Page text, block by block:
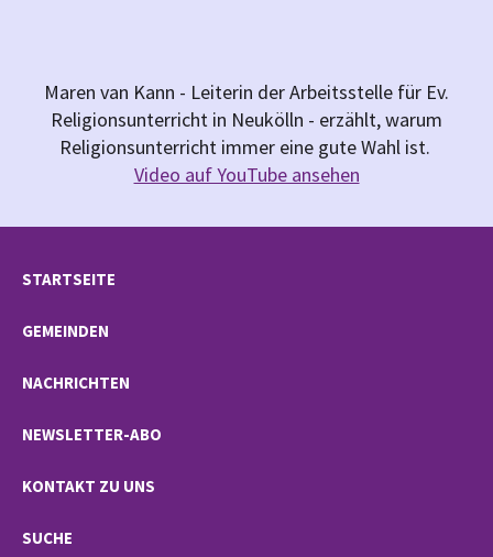
Maren van Kann - Leiterin der Arbeitsstelle für Ev.
Religionsunterricht in Neukölln - erzählt, warum
Religionsunterricht immer eine gute Wahl ist.
Video auf YouTube ansehen
STARTSEITE
GEMEINDEN
NACHRICHTEN
NEWSLETTER-ABO
KONTAKT ZU UNS
SUCHE